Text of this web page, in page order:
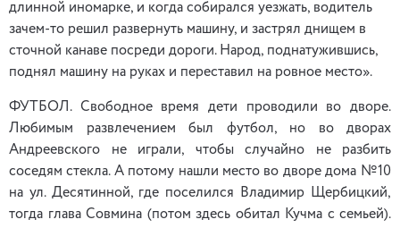
длинной иномарке, и когда собирался уезжать, водитель
зачем-то решил развернуть машину, и застрял днищем в
сточной канаве посреди дороги. Народ, поднатужившись,
поднял машину на руках и переставил на ровное место».
ФУТБОЛ. Свободное время дети проводили во дворе.
Любимым развлечением был футбол, но во дворах
Андреевского не играли, чтобы случайно не разбить
соседям стекла. А потому нашли место во дворе дома №10
на ул. Десятинной, где поселился Владимир Щербицкий,
тогда глава Совмина (потом здесь обитал Кучма с семьей).